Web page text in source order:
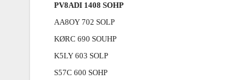
PV8ADI 1408 SOHP
AA8OY 702 SOLP
KØRC 690 SOUHP
K5LY 603 SOLP
S57C 600 SOHP